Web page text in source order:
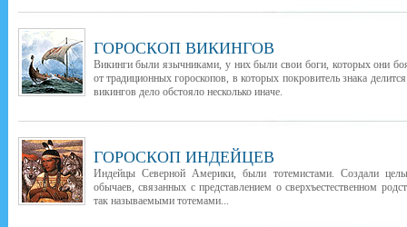
ГОРОСКОП ВИКИНГОВ
Викинги были язычниками, у них были свои боги, которых они
от традиционных гороскопов, в которых покровитель знака
викингов дело обстояло несколько иначе.
ГОРОСКОП ИНДЕЙЦЕВ
Индейцы Северной Америки, были тотемистами. Создали
обычаев, связанных с представлением о сверхъестественном
так называемыми тотемами...